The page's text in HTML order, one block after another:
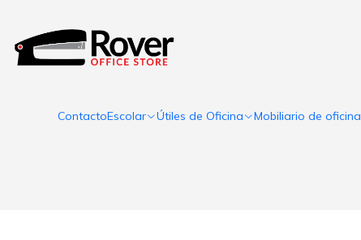
ContactoEscolar Útiles de Oficina Mobiliario de oficina